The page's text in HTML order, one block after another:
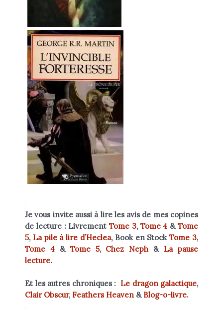
.
Je vous invite aussi à lire les avis de mes copines
de lecture : LivrementTome 3, Tome 4 &Tome
5, La pile à lire d’Heclea, Book en Stock Tome 3,
Tome 4& Tome 5, Chez Neph & La pause
lecture.
Et les autres chroniques : Le dragon galactique,
Clair Obscur, Feathers Heaven & Blog-o-livre.
.